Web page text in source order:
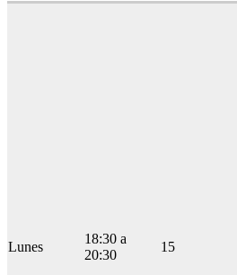
Lunes
18:30 a
20:30
15